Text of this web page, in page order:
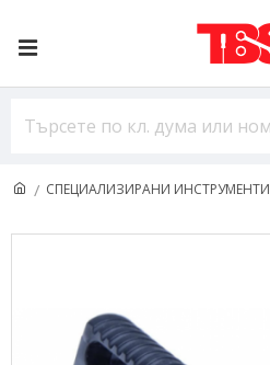
СПЕЦИАЛИЗИРАНИ ИНСТРУМЕНТИ